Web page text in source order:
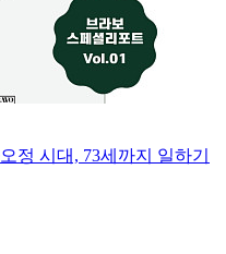
정 시대, 73세까지 일하기